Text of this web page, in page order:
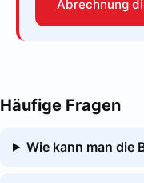
Abrechnung
Häufige Fragen
Wie kann man die